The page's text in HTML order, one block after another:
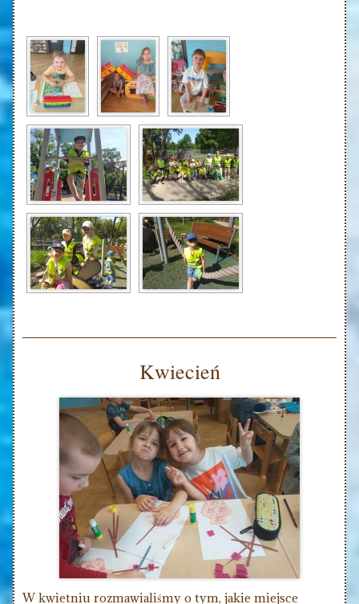
Kwiecień
W kwietniu rozmawialiśmy o tym, jakie miejsce